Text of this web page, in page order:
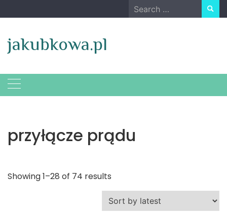
to
Search
for:
jakubkowa.pl
przyłącze prądu
Showing 1–28 of 74 results